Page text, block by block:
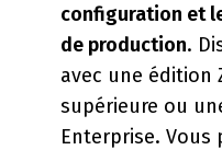
configuration et
de production.
avec une édition
supérieure ou
Enterprise. Vous